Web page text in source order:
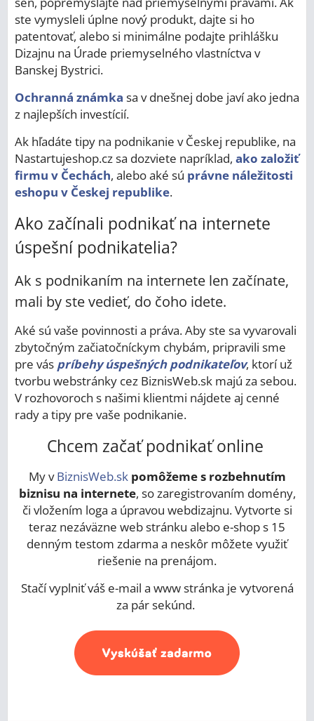
ste vymysleli úplne nový produkt, dajte si ho
patentovať, alebo si minimálne podajte prihlášku
Dizajnu na Úrade priemyselného vlastníctva v
Banskej Bystrici.
Ochranná známka sa v dnešnej dobe javí ako jedna
z najlepších investícií.
Ak hľadáte tipy na podnikanie v Českej republike, na
Nastartujeshop.cz sa dozviete napríklad, ako založiť
firmu v Čechách, alebo aké sú právne náležitosti
eshopu v Českej republike.
Ako začínali podnikať na internete
úspešní podnikatelia?
Ak s podnikaním na internete len začínate,
mali by ste vedieť, do čoho idete.
Aké sú vaše povinnosti a práva. Aby ste sa vyvarovali
zbytočným začiatočníckym chybám, pripravili sme
pre vás príbehy úspešných podnikateľov, ktorí už
tvorbu webstránky cez BiznisWeb.sk majú za sebou.
V rozhovoroch s našimi klientmi nájdete aj cenné
rady a tipy pre vaše podnikanie.
Chcem začať podnikať online
My vBiznisWeb.sk pomôžeme s rozbehnutím
biznisu na internete, so zaregistrovaním domény,
či vložením loga a úpravou webdizajnu. Vytvorte si
teraz nezáväzne web stránku alebo e-shop s 15
denným testom zdarma a neskôr môžete využiť
riešenie na prenájom.
Stačí vyplniť váš e-mail a www stránka je vytvorená
za pár sekúnd.